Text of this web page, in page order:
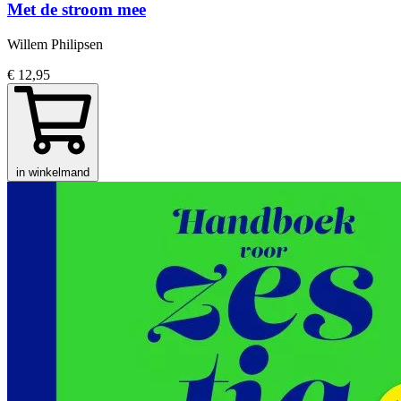
Met de stroom mee
Willem Philipsen
€ 12,95
in winkelmand